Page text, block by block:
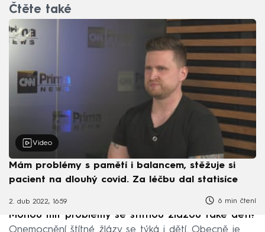
Čtěte také
Video
Mám problémy s pamětí i balancem, stěžuje si
pacient na dlouhý covid. Za léčbu dal statisíce
2. dub 2022, 16:59 6 min čtení
Mohou mít problémy se štítnou žlázou také děti?
Onemocnění štítné žlázy se týká i dětí. Obecně je